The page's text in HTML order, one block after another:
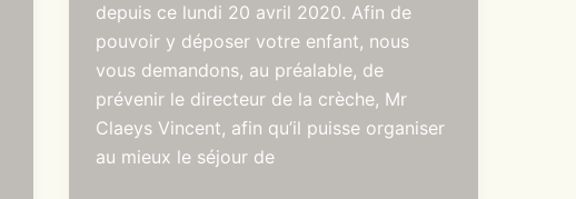
depuis ce lundi 20 avril 2020. Afin de
pouvoir y déposer votre enfant, nous
vous demandons, au préalable, de
prévenir le directeur de la crèche, Mr
Claeys Vincent, afin qu’il puisse organiser
au mieux le séjour de